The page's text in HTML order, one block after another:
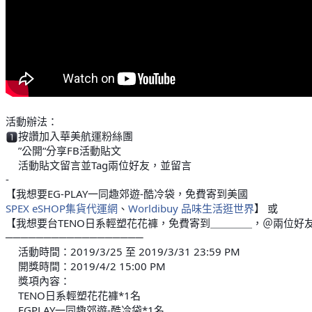
活動辦法：
1⃣按讚加入華美航運粉絲團
2⃣”公開“分享FB活動貼文
3⃣活動貼文留言並Tag兩位好友，並留言
-
【我想要EG-PLAY一同趣郊遊-酷冷袋，免費寄到美國
SPEX eSHOP集貨代運網 、 Worldibuy 品味生活逛世界】 或
【我想要台TENO日系輕塑花花褲，免費寄到＿＿＿＿，＠兩位好
──────────────────
⭕活動時間：2019/3/25 至 2019/3/31 23:59 PM
開獎時間：2019/4/2 15:00 PM
⭕獎項內容：
👉TENO日系輕塑花花褲*1名